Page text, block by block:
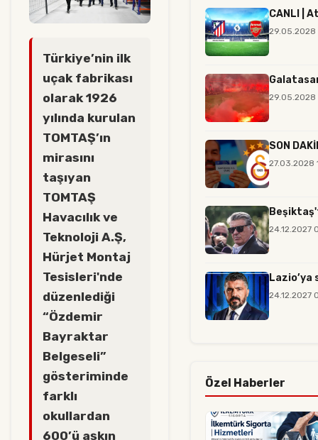
Türkiye’nin ilk
uçak fabrikası
olarak 1926
yılında kurulan
TOMTAŞ’ın
mirasını
taşıyan
TOMTAŞ
Havacılık ve
Teknoloji A.Ş,
Hürjet Montaj
Tesisleri'nde
düzenlediği
“Özdemir
Bayraktar
Belgeseli”
gösteriminde
farklı
okullardan
600’ü aşkın
CANLI |
29.05.2028
29.05.2028
SON
27.03.2028
24.12.2027
24.12.2027
Özel Haberler